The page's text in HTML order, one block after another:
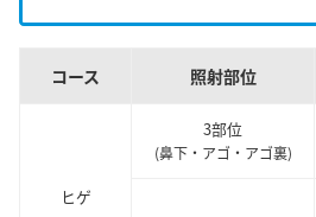
コース 照射部位
ヒゲ
3部位
(鼻下・アゴ・アゴ裏)